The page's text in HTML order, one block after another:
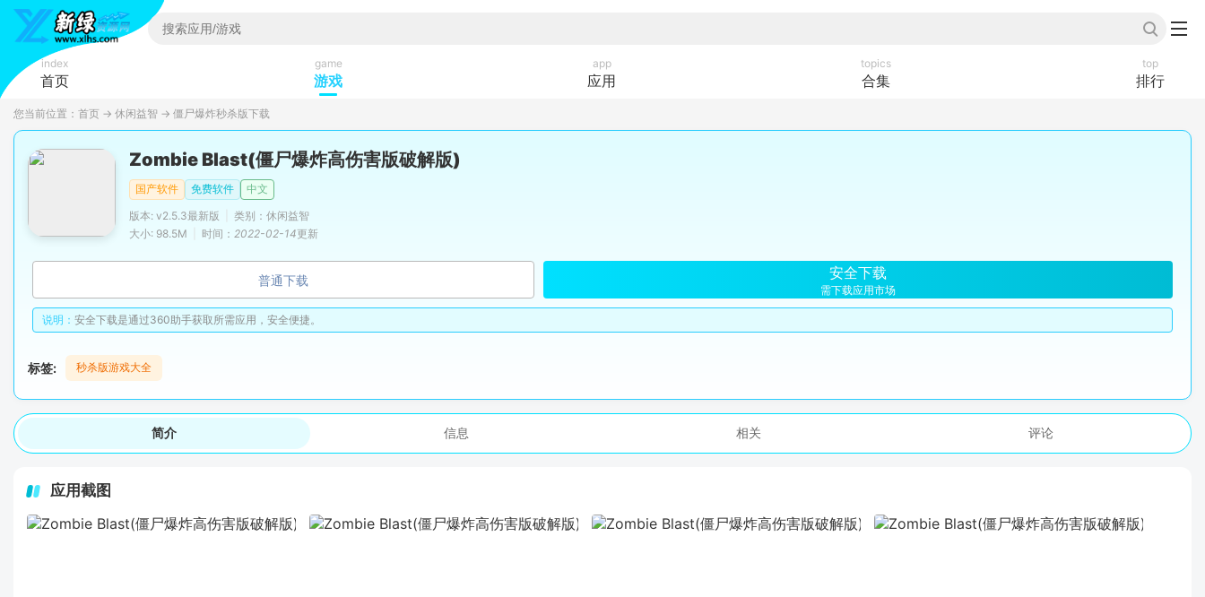
index
首页
game
游戏
app
应用
topics
合集
top
排行
您当前位置： 首页 → 休闲益智 → 僵尸爆炸秒杀版下载
Zombie Blast(僵尸爆炸高伤害版破解版)
国产软件 免费软件
中文
版本: v2.5.3最新版
类别：休闲益智
大小: 98.5M
时间： 2022-02-14更新
普通下载 安全下载
需下载应用市场
说明： 安全下载是通过360助手获取所需应用，安全便捷。
标签: 秒杀版游戏大全
简介 信息 相关 评论
应用截图